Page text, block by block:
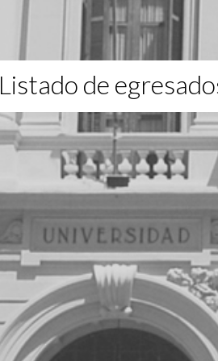
Listado de